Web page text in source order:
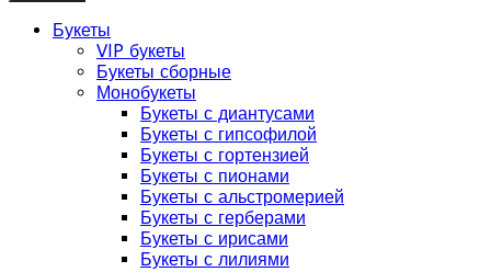
Букеты
VIP букеты
Букеты сборные
Монобукеты
Букеты с диантусами
Букеты с гипсофилой
Букеты с гортензией
Букеты с пионами
Букеты с альстромерией
Букеты с герберами
Букеты с ирисами
Букеты с лилиями